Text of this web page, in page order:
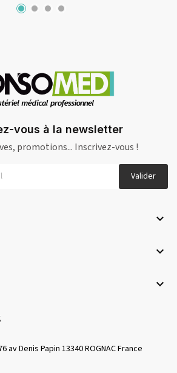
vous à la newsletter
promotions... Inscrivez-vous !
Valider



av Denis Papin 13340 ROGNAC France